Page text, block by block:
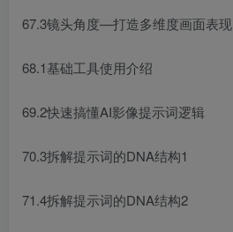
67.3镜头角度—打造多维度画面表现
68.1基础工具使用介绍
69.2快速搞懂AI影像提示词逻辑
70.3拆解提示词的DNA结构1
71.4拆解提示词的DNA结构2